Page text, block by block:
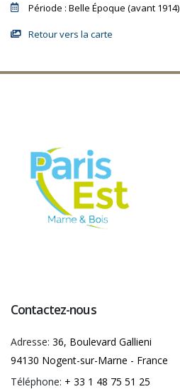
Période : Belle Époque (avant 1914)
Retour vers la carte
Contactez-nous
Adresse: 36, Boulevard Gallieni
94130 Nogent-sur-Marne - France
Téléphone: + 33 1 48 75 51 25